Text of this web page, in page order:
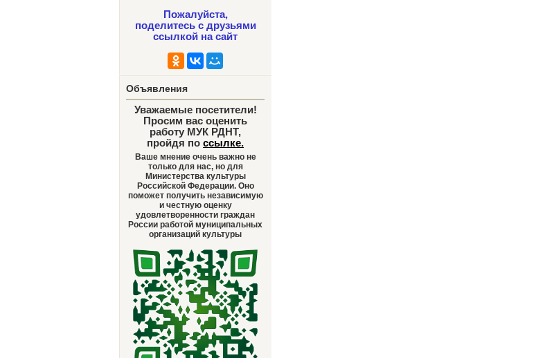
Пожалуйста,
поделитесь с друзьями
ссылкой на сайт
Объявления
Уважаемые посетители!
Просим вас оценить
работу МУК РДНТ,
пройдя по ссылке.
Ваше мнение очень важно не
только для нас, но для
Министерства культуры
Российской Федерации. Оно
поможет получить независимую
и честную оценку
удовлетворенности граждан
России работой муниципальных
организаций культуры